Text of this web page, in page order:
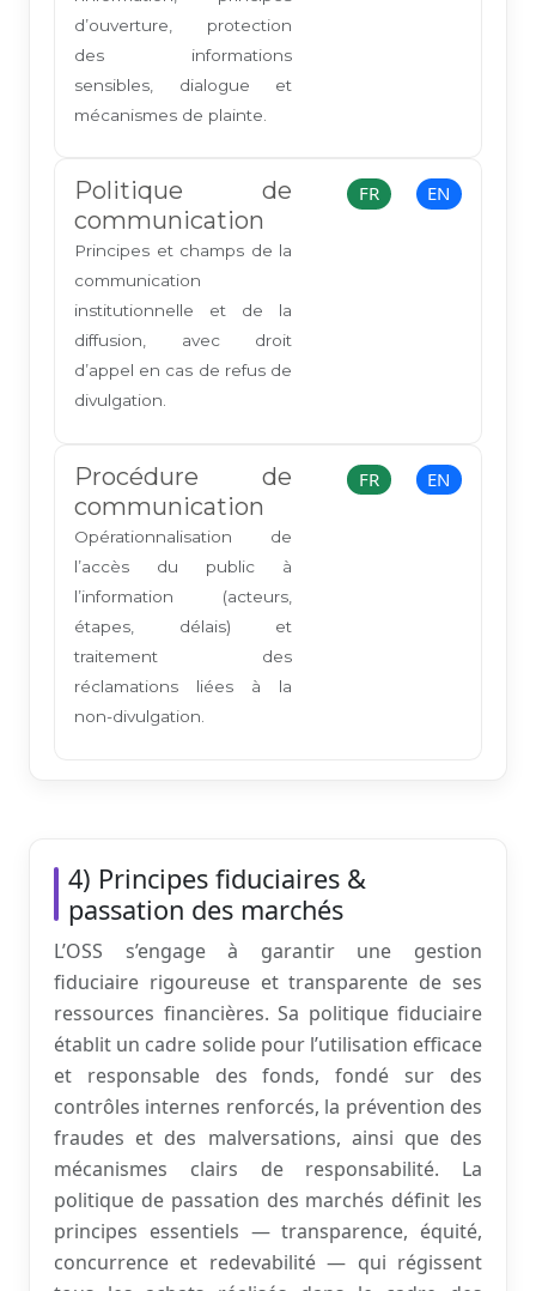
d’ouverture, protection
des informations
sensibles, dialogue et
mécanismes de plainte.
Politique de
communication
Principes et champs de la
communication
institutionnelle et de la
diffusion, avec droit
d’appel en cas de refus de
divulgation.
FR EN
Procédure de
communication
Opérationnalisation de
l’accès du public à
l’information (acteurs,
étapes, délais) et
traitement des
réclamations liées à la
non-divulgation.
FR EN
4) Principes fiduciaires &
passation des marchés
L’OSS s’engage à garantir une gestion
fiduciaire rigoureuse et transparente de ses
ressources financières. Sa politique fiduciaire
établit un cadre solide pour l’utilisation efficace
et responsable des fonds, fondé sur des
contrôles internes renforcés, la prévention des
fraudes et des malversations, ainsi que des
mécanismes clairs de responsabilité. La
politique de passation des marchés définit les
principes essentiels — transparence, équité,
concurrence et redevabilité — qui régissent